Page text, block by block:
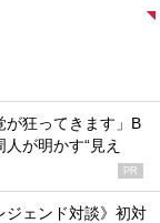
が狂ってきます」B
が明かす“見え
PR
ジェンド対談》初対